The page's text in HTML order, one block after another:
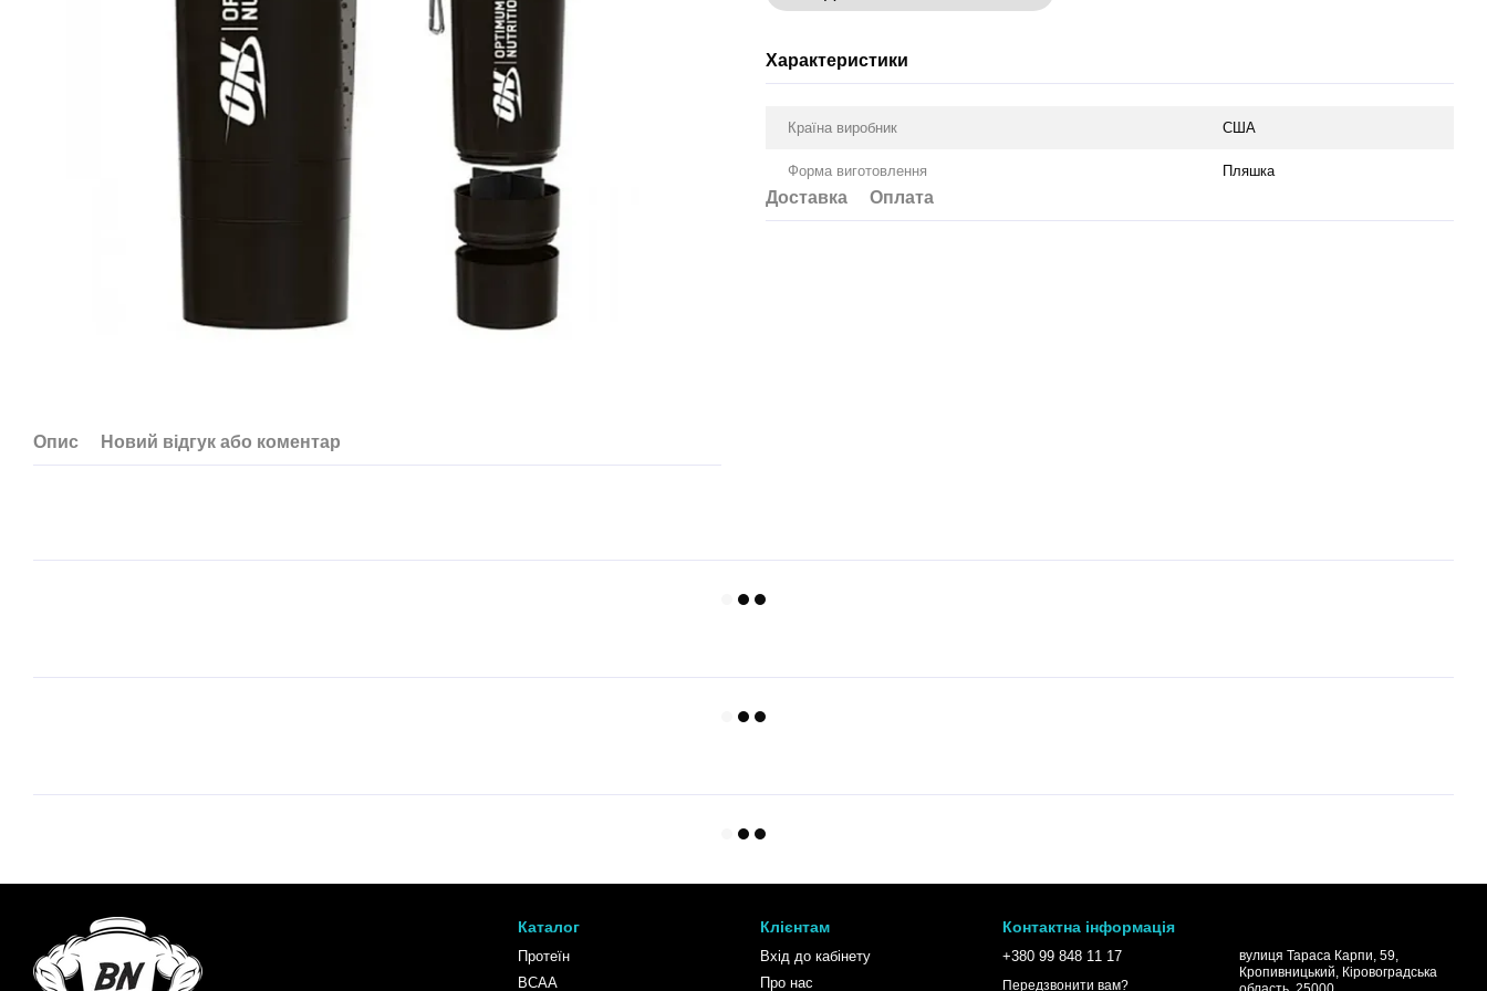
Опис Новий відгук або коментар
Характеристики
Країна виробник США
Форма виготовлення Пляшка
Доставка Оплата
Каталог
Протеїн
BCAA
Клієнтам
Вхід до кабінету
Про нас
Контактна інформація
+380 99 848 11 17
Передзвонити вам?
вулиця Тараса Карпи, 59,
Кропивницький, Кіровоградська